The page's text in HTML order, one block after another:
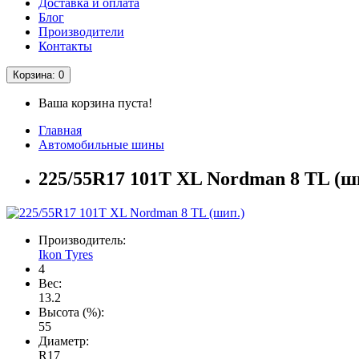
Доставка и оплата
Блог
Производители
Контакты
Корзина: 0
Ваша корзина пуста!
Главная
Автомобильные шины
225/55R17 101T XL Nordman 8 TL
Производитель:
Ikon Tyres
4
Вес:
13.2
Высота (%):
55
Диаметр:
R17